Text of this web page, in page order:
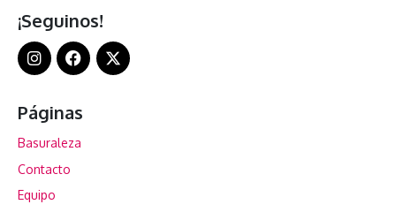
¡Seguinos!
Páginas
Basuraleza
Contacto
Equipo